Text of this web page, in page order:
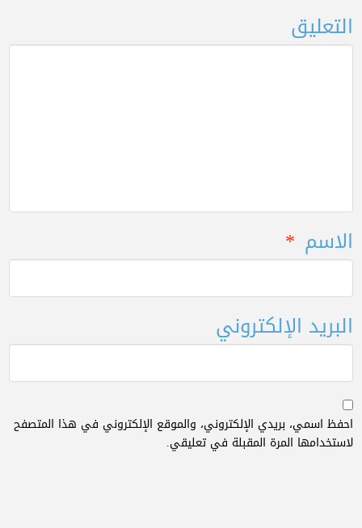
التعليق
الاسم *
البريد الإلكتروني
احفظ اسمي، بريدي الإلكتروني، والموقع الإلكتروني في هذا المتصفح
لاستخدامها المرة المقبلة في تعليقي.